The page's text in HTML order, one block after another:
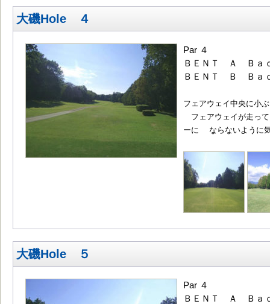
大磯Hole ４
Par ４
ＢＥＮＴ Ａ Ｂａ
ＢＥＮＴ Ｂ Ｂａ
フェアウェイ中央に小
フェアウェイが走っ
ーに ならないように
大磯Hole ５
Par ４
ＢＥＮＴ Ａ Ｂａ